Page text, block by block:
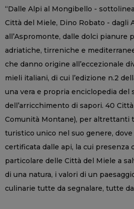
“Dalle Alpi al Mongibello -
Città del Miele, Dino Robato - dagli
all’Aspromonte, dalle dolci pianure
adriatiche, tirreniche e
che danno origine all’eccezionale
mieli italiani, di cui l’edizione n.2
una vera e propria enciclopedia del
dell’arricchimento di sapori. 40
Comunità Montane), per altrettanti
turistico unico nel suo genere, dove
certificata dalle api, la cui presenza
particolare delle Città del Miele a
di una natura, i valori di un
culinarie tutte da segnalare, tutte